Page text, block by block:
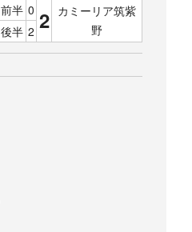
前半 0 2 カミーリア筑紫
野
後半 2